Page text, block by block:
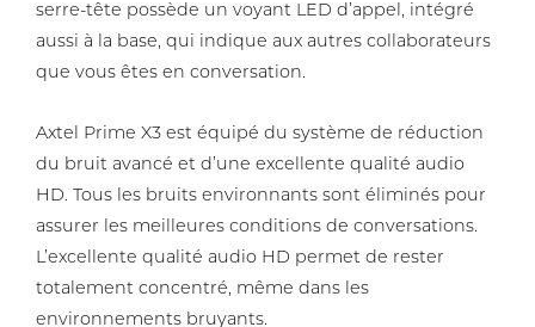
serre-tête possède un voyant LED d’appel, intégré
aussi à la base, qui indique aux autres collaborateurs
que vous êtes en conversation.
Axtel Prime X3 est équipé du systѐme de réduction
du bruit avancé et d’une excellente qualité audio
HD. Tous les bruits environnants sont éliminés pour
assurer les meilleures conditions de conversations.
L’excellente qualité audio HD permet de rester
totalement concentré, même dans les
environnements bruyants.